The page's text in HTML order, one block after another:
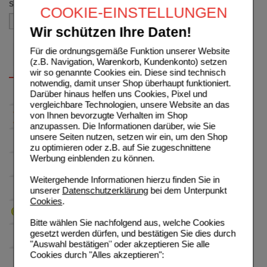
COOKIE-EINSTELLUNGEN
Wir schützen Ihre Daten!
Für die ordnungsgemäße Funktion unserer Website
(z.B. Navigation, Warenkorb, Kundenkonto) setzen
wir so genannte Cookies ein. Diese sind technisch
notwendig, damit unser Shop überhaupt funktioniert.
Darüber hinaus helfen uns Cookies, Pixel und
vergleichbare Technologien, unsere Website an das
von Ihnen bevorzugte Verhalten im Shop
anzupassen. Die Informationen darüber, wie Sie
unsere Seiten nutzen, setzen wir ein, um den Shop
zu optimieren oder z.B. auf Sie zugeschnittene
Werbung einblenden zu können.
Weitergehende Informationen hierzu finden Sie in
unserer Datenschutzerklärungbei dem Unterpunkt
Cookies.
Bitte wählen Sie nachfolgend aus, welche Cookies
gesetzt werden dürfen, und bestätigen Sie dies durch
"Auswahl bestätigen" oder akzeptieren Sie alle
Cookies durch "Alles akzeptieren":
Sortieren nach